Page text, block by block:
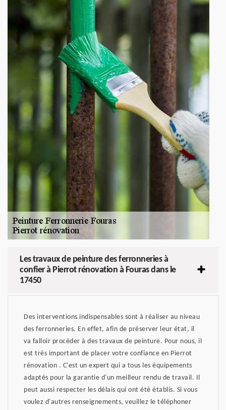
Les travaux de peinture des ferronneries à
confier à Pierrot rénovation à Fouras dans le
17450
Des interventions indispensables sont à réaliser au niveau
des ferronneries. En effet, afin de préserver leur état, il
va falloir procéder à des travaux de peinture. Pour nous, il
est très important de placer votre confiance en Pierrot
rénovation . C'est un expert qui a tous les équipements
adaptés pour la garantie d'un meilleur rendu de travail. Il
peut aussi respecter les délais qui ont été établis. Si vous
voulez d'autres renseignements, veuillez le téléphoner